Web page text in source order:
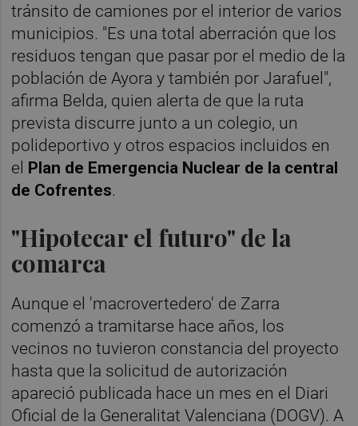
tránsito de camiones por el interior de varios
municipios. "Es una total aberración que los
residuos tengan que pasar por el medio de la
población de Ayora y también por Jarafuel",
afirma Belda, quien alerta de que la ruta
prevista discurre junto a un colegio, un
polideportivo y otros espacios incluidos en
el Plan de Emergencia Nuclear de la central
de Cofrentes.
"Hipotecar el futuro" de la
comarca
Aunque el 'macrovertedero' de Zarra
comenzó a tramitarse hace años, los
vecinos no tuvieron constancia del proyecto
hasta que la solicitud de autorización
apareció publicada hace un mes en el Diari
Oficial de la Generalitat Valenciana (DOGV). A